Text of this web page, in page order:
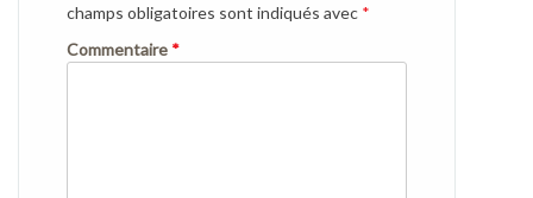
champs obligatoires sont indiqués avec *
Commentaire *